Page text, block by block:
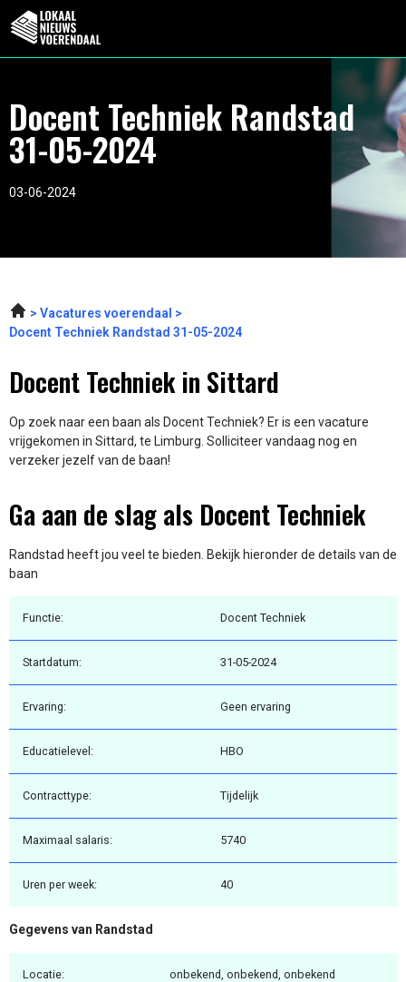
Docent Techniek Randstad
31-05-2024
03-06-2024
Vacatures voerendaal
Docent Techniek Randstad 31-05-2024
Docent Techniek in Sittard
Op zoek naar een baan als Docent Techniek? Er is een vacature
vrijgekomen in Sittard, te Limburg. Solliciteer vandaag nog en
verzeker jezelf van de baan!
Ga aan de slag als Docent Techniek
Randstad heeft jou veel te bieden. Bekijk hieronder de details van de
baan
Functie: Docent Techniek
Startdatum: 31-05-2024
Ervaring: Geen ervaring
Educatielevel: HBO
Contracttype: Tijdelijk
Maximaal salaris: 5740
Uren per week: 40
Gegevens van Randstad
Locatie: onbekend, onbekend, onbekend